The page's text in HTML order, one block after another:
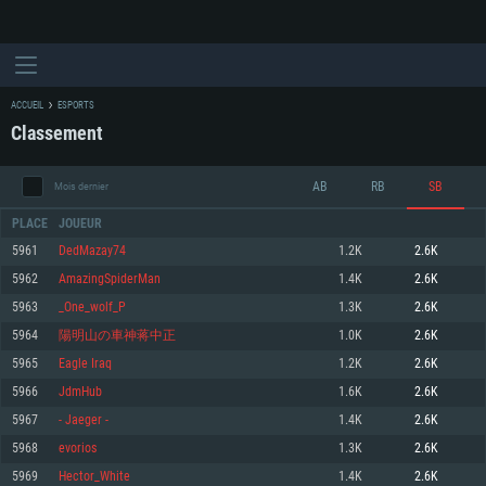
CONFIGURATION SYSTÈME REQUISE
Minimum
OS: Windows 10 (64 bit)
Processeur: Dual-Core 2.2 GHz
Minimum
OS: Mac OS Big Sur 11.0 ou plus récent
Processeur: Core i5, minimum 2.2GHz (Les processeurs Intel Xeon ne sont
Minimum
OS: Les configurations Linux 64 bits les plus modernes
Processeur: Dual-Core 2.4 GHz
ACCUEIL ESPORTS
Classement
Mois dernier AB RB SB
PLACE JOUEUR
5961 DedMazay74 1.2K 2.6K
5962 AmazingSpiderMan 1.4K 2.6K
5963 _One_wolf_P 1.3K 2.6K
5964 陽明山の車神蒋中正 1.0K 2.6K
5965 Eagle Iraq 1.2K 2.6K
5966 JdmHub 1.6K 2.6K
5967 - Jaeger - 1.4K 2.6K
5968 evorios 1.3K 2.6K
5969 Hector_White 1.4K 2.6K